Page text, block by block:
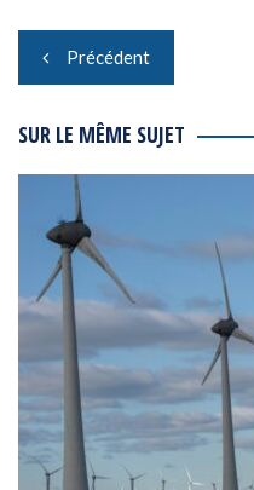
Navigation
de
l’article
Précédent
SUR LE MÊME SUJET